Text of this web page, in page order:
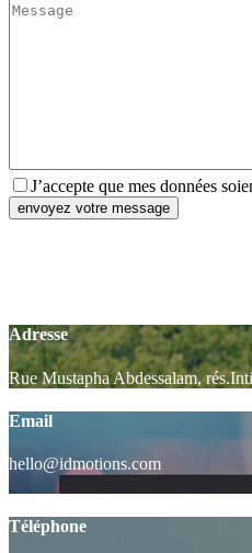
J’accepte que mes données
Adresse
Rue Mustapha Abdessalam,
Email
hello@idmotions.com
Téléphone